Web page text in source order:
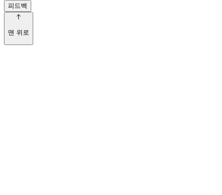
피드백
맨 위로